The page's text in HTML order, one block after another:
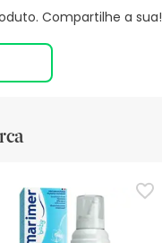
Compartilhe a sua!